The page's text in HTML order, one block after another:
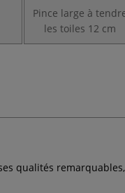
Pince large à
les toiles 12 cm
qualités